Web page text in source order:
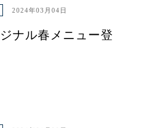
2024年03月04日
ナル春メニュー登